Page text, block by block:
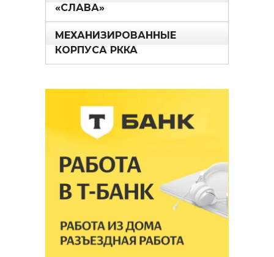
«СЛАВА»
МЕХАНИЗИРОВАННЫЕ
КОРПУСА РККА